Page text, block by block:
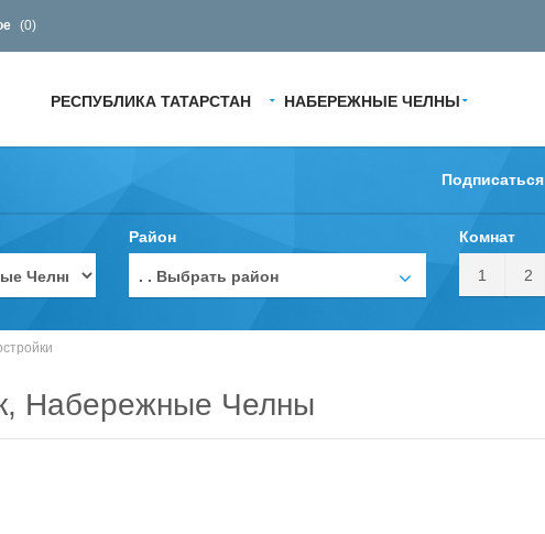
(0)
РЕСПУБЛИКА ТАТАРСТАН НАБЕРЕЖНЫЕ ЧЕЛНЫ
Подписаться
Район
. . Выбрать район
Комнат
1 2
Набережные Челны